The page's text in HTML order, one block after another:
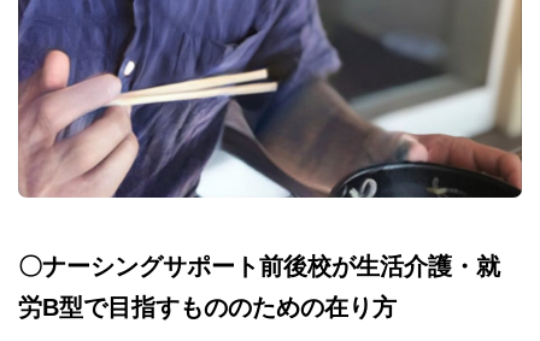
〇ナーシングサポート前後校が生活介護・就
労B型で目指すもののための在り方